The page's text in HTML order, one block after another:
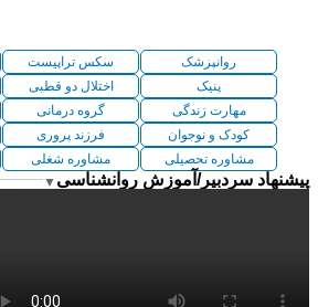
روانپزشک سکس تراپیست
پنیک
اختلال دو قطبی
مهارت زندگی
گروه درمانی
کودک و نوجوان
فرزند پروری
مشاوره تحصیلی
مشاوره شغلی
پیشنهاد سردبیر/آموزش روانشناسی ▼